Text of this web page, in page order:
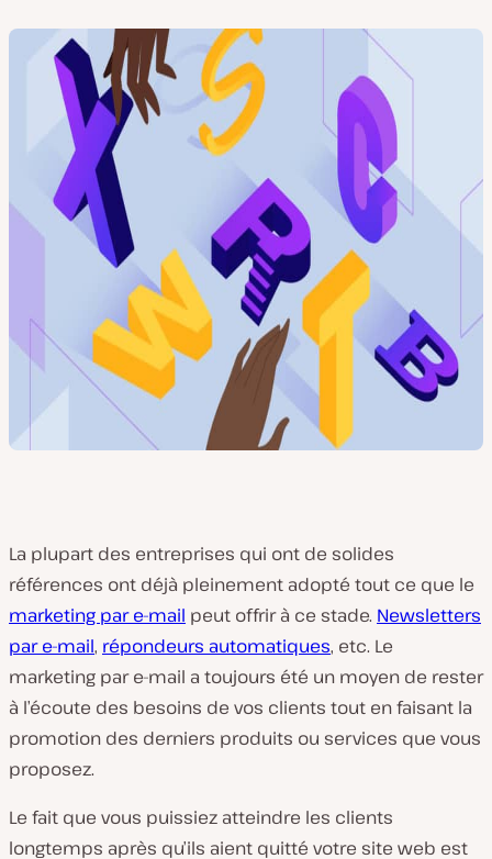
La plupart des entreprises qui ont de solides
références ont déjà pleinement adopté tout ce que le
marketing par e-mail peut offrir à ce stade. Newsletters
par e-mail, répondeurs automatiques, etc. Le
marketing par e-mail a toujours été un moyen de rester
à l’écoute des besoins de vos clients tout en faisant la
promotion des derniers produits ou services que vous
proposez.
Le fait que vous puissiez atteindre les clients
longtemps après qu’ils aient quitté votre site web est